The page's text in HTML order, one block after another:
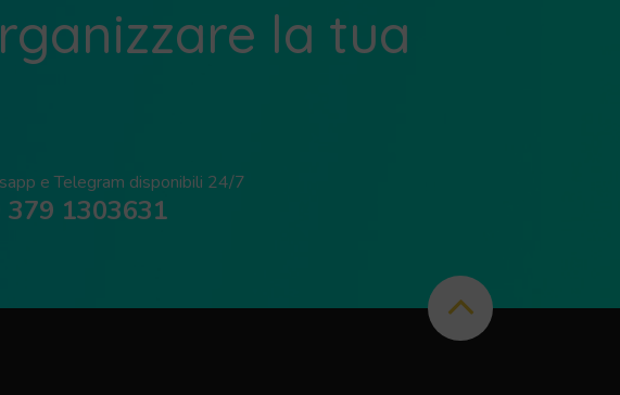
la tua
e Telegram disponibili 24/7
379 1303631